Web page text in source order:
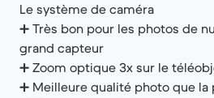
Le système de caméra
➕ Très bon pour les photos de
grand capteur
➕ Zoom optique 3x sur le
➕ Meilleure qualité photo que la